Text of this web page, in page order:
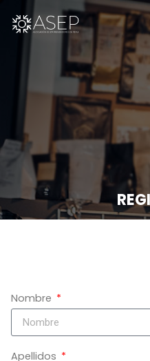
Nombre
Apellidos